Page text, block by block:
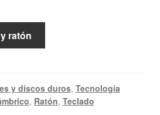
ratón
y discos duros, Tecnología
, Ratón, Teclado